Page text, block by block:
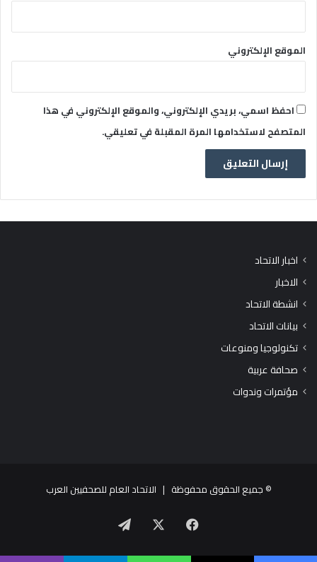
الموقع الإلكتروني
احفظ اسمي، بريدي الإلكتروني، والموقع الإلكتروني في هذا
المتصفح لاستخدامها المرة المقبلة في تعليقي.
اخبار الاتحاد
الاخبار
انشطة الاتحاد
بيانات الاتحاد
تكنولوجيا ومنوعات
صحافة عربية
مؤتمرات وندوات
© جميع الحقوق محفوظة | الاتحاد العام للصحفيين العرب
فيسبوك تيلقرام